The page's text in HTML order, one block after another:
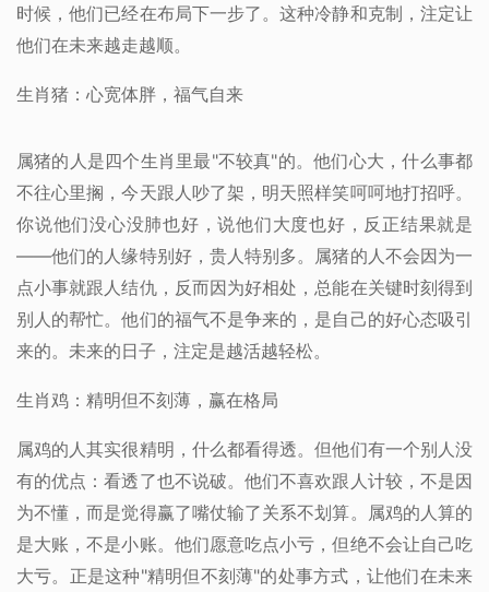
时候，他们已经在布局下一步了。这种冷静和克制，注定让
他们在未来越走越顺。
生肖猪：心宽体胖，福气自来
属猪的人是四个生肖里最"不较真"的。他们心大，什么事都
不往心里搁，今天跟人吵了架，明天照样笑呵呵地打招呼。
你说他们没心没肺也好，说他们大度也好，反正结果就是
——他们的人缘特别好，贵人特别多。属猪的人不会因为一
点小事就跟人结仇，反而因为好相处，总能在关键时刻得到
别人的帮忙。他们的福气不是争来的，是自己的好心态吸引
来的。未来的日子，注定是越活越轻松。
生肖鸡：精明但不刻薄，赢在格局
属鸡的人其实很精明，什么都看得透。但他们有一个别人没
有的优点：看透了也不说破。他们不喜欢跟人计较，不是因
为不懂，而是觉得赢了嘴仗输了关系不划算。属鸡的人算的
是大账，不是小账。他们愿意吃点小亏，但绝不会让自己吃
大亏。正是这种"精明但不刻薄"的处事方式，让他们在未来